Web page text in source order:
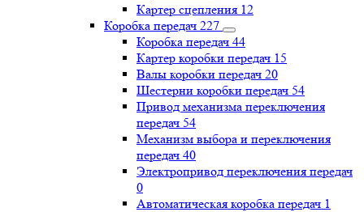
Картер сцепления 12
Коробка передач 227
Коробка передач 44
Картер коробки передач 15
Валы коробки передач 20
Шестерни коробки передач 54
Привод механизма переключения
передач 54
Механизм выбора и переключения
передач 40
Электропривод переключения передач
0
Автоматическая коробка передач 1